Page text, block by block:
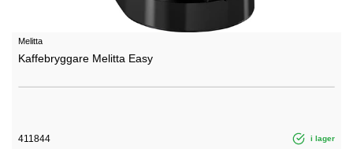
Melitta
Kaffebryggare Melitta Easy
411844 i lager